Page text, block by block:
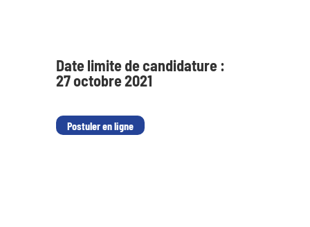
Date limite de candidature :
27 octobre 2021
Postuler en ligne